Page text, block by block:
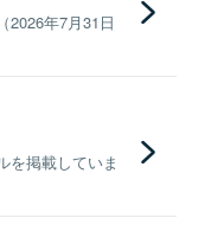
2026年7月31日
を掲載していま